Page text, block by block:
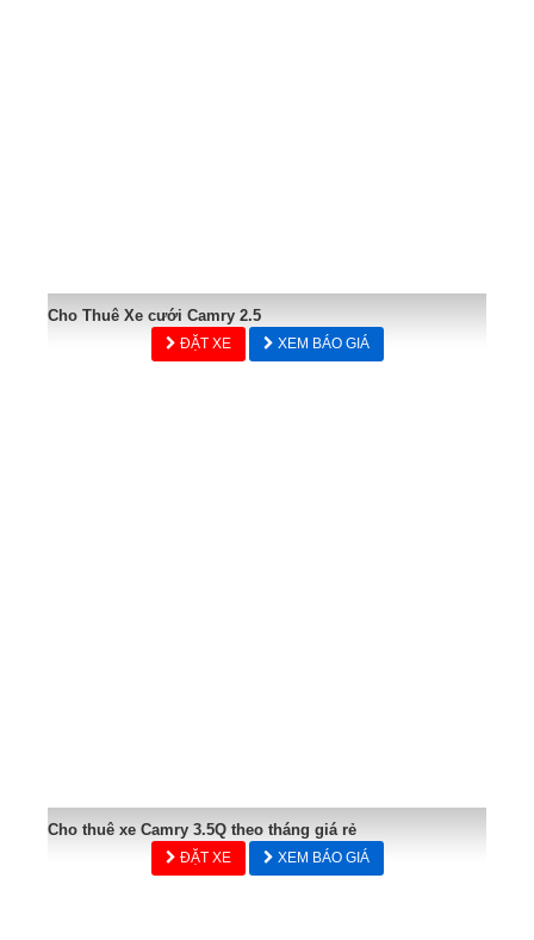
Cho Thuê Xe cưới Camry 2.5
ĐẶT XE XEM BÁO GIÁ
Cho thuê xe Camry 3.5Q theo tháng giá rẻ
ĐẶT XE XEM BÁO GIÁ